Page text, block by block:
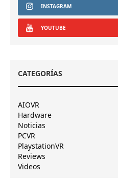
INSTAGRAM
YOUTUBE
CATEGORÍAS
AIOVR
Hardware
Noticias
PCVR
PlaystationVR
Reviews
Videos